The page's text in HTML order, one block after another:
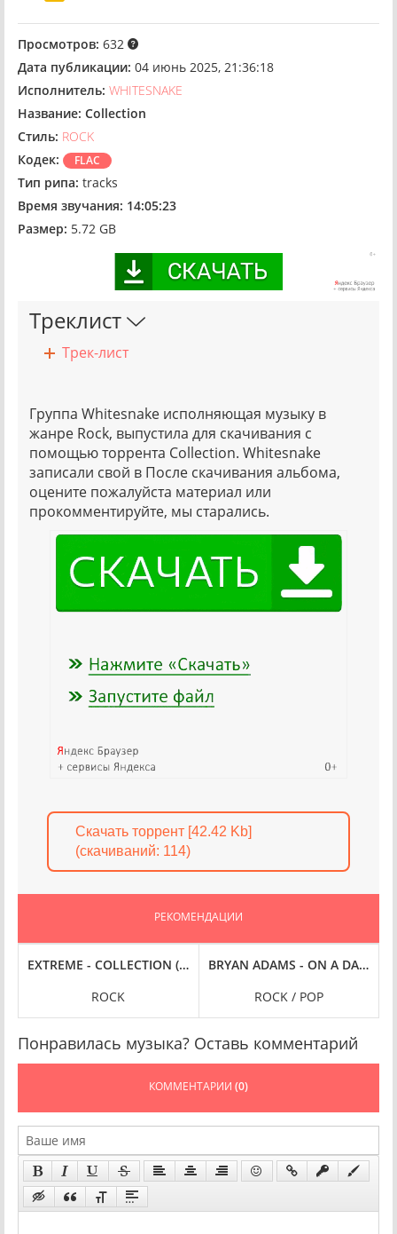
Просмотров: 632
Дата публикации: 04 июнь 2025, 21:36:18
Исполнитель: WHITESNAKE
Название: Collection
Стиль: ROCK
Кодек:
FLAC
Тип рипа: tracks
Время звучания: 14:05:23
Размер: 5.72 GB
Треклист
Трек-лист
Группа Whitesnake исполняющая музыку в
жанре Rock, выпустила для скачивания с
помощью торрента Collection. Whitesnake
записали свой в После скачивания альбома,
оцените пожалуйста материал или
прокомментируйте, мы старались.
Скачать торрент [42.42 Kb]
(cкачиваний: 114)
РЕКОМЕНДАЦИИ
A LION [24-BIT HI-RES] (2025) FLAC
EXTREME - COLLECTION (2024) FLAC
ROCK
BRYAN ADAMS - ON A DAY
ROCK / POP
Понравилась музыка? Оставь комментарий
КОММЕНТАРИИ (0)